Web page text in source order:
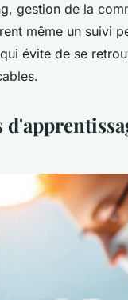
gestion de la
même un suivi
évite de se